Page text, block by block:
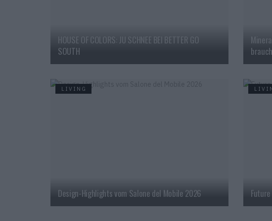
HOUSE OF COLORS: JU SCHNEE BEI BETTER GO
SOUTH
LIVING
Design-Highlights vom Salone del Mobile 2026